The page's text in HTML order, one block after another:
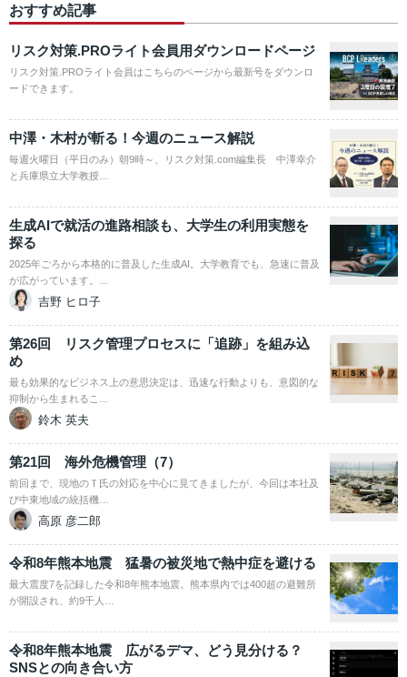
おすすめ記事
リスク対策.PROライト会員用ダウンロードページ
リスク対策.PROライト会員はこちらのページから最新号をダウンロ
ードできます。
中澤・木村が斬る！今週のニュース解説
毎週火曜日（平日のみ）朝9時～、リスク対策.com編集長 中澤幸介
と兵庫県立大学教授…
生成AIで就活の進路相談も、大学生の利用実態を
探る
2025年ごろから本格的に普及した生成AI。大学教育でも、急速に普及
が広がっています。…
吉野 ヒロ子
第26回 リスク管理プロセスに「追跡」を組み込
め
最も効果的なビジネス上の意思決定は、迅速な行動よりも、意図的な
抑制から生まれるこ…
鈴木 英夫
第21回 海外危機管理（7）
前回まで、現地のＴ氏の対応を中心に見てきましたが、今回は本社及
び中東地域の統括機…
高原 彦二郎
令和8年熊本地震 猛暑の被災地で熱中症を避ける
最大震度7を記録した令和8年熊本地震。熊本県内では400超の避難所
が開設され、約9千人…
令和8年熊本地震 広がるデマ、どう見分ける？
SNSとの向き合い方